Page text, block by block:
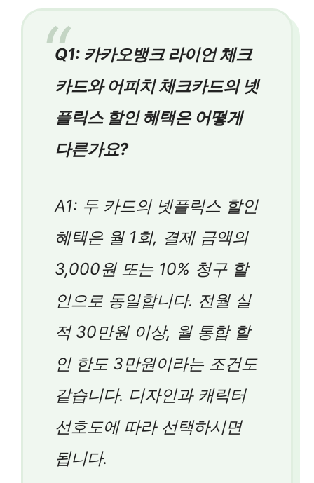
Q1: 카카오뱅크 라이언 체크
카드와 어피치 체크카드의 넷
플릭스 할인 혜택은 어떻게
다른가요?
A1: 두 카드의 넷플릭스 할인
혜택은 월 1회, 결제 금액의
3,000원 또는 10% 청구 할
인으로 동일합니다. 전월 실
적 30만원 이상, 월 통합 할
인 한도 3만원이라는 조건도
같습니다. 디자인과 캐릭터
선호도에 따라 선택하시면
됩니다.